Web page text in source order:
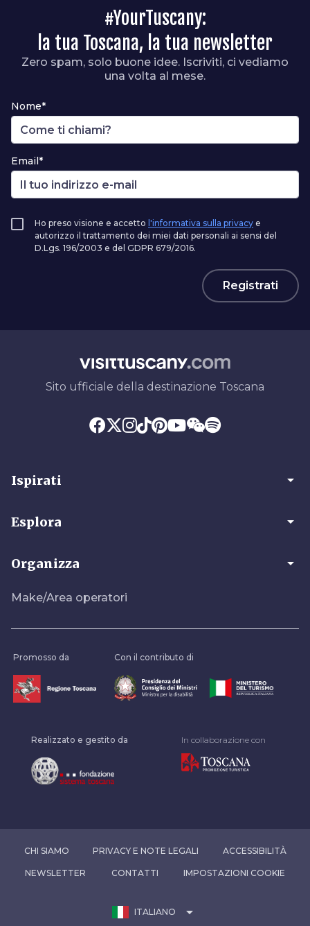
#YourTuscany:
la tua Toscana, la tua newsletter
Zero spam, solo buone idee. Iscriviti, ci vediamo
una volta al mese.
Nome*
Email*
Ho preso visione e accetto l'informativa sulla privacy e
autorizzo il trattamento dei miei dati personali ai sensi del
D.Lgs. 196/2003 e del GDPR 679/2016.
Registrati
Sito ufficiale della destinazione Toscana
Ispirati arrow_drop_down
Esplora arrow_drop_down
Organizza arrow_drop_down
Make/Area operatori
Promosso da Con il contributo di
Realizzato e gestito da In collaborazione con
CHI SIAMO PRIVACY E NOTE LEGALI ACCESSIBILITÀ
NEWSLETTER CONTATTI IMPOSTAZIONI COOKIE
ITALIANO arrow_drop_down